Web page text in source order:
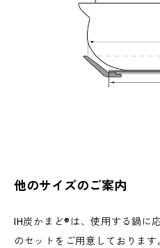
他のサイズのご案内
IH炭かまど®は、使用する鍋に
のセットをご用意しております